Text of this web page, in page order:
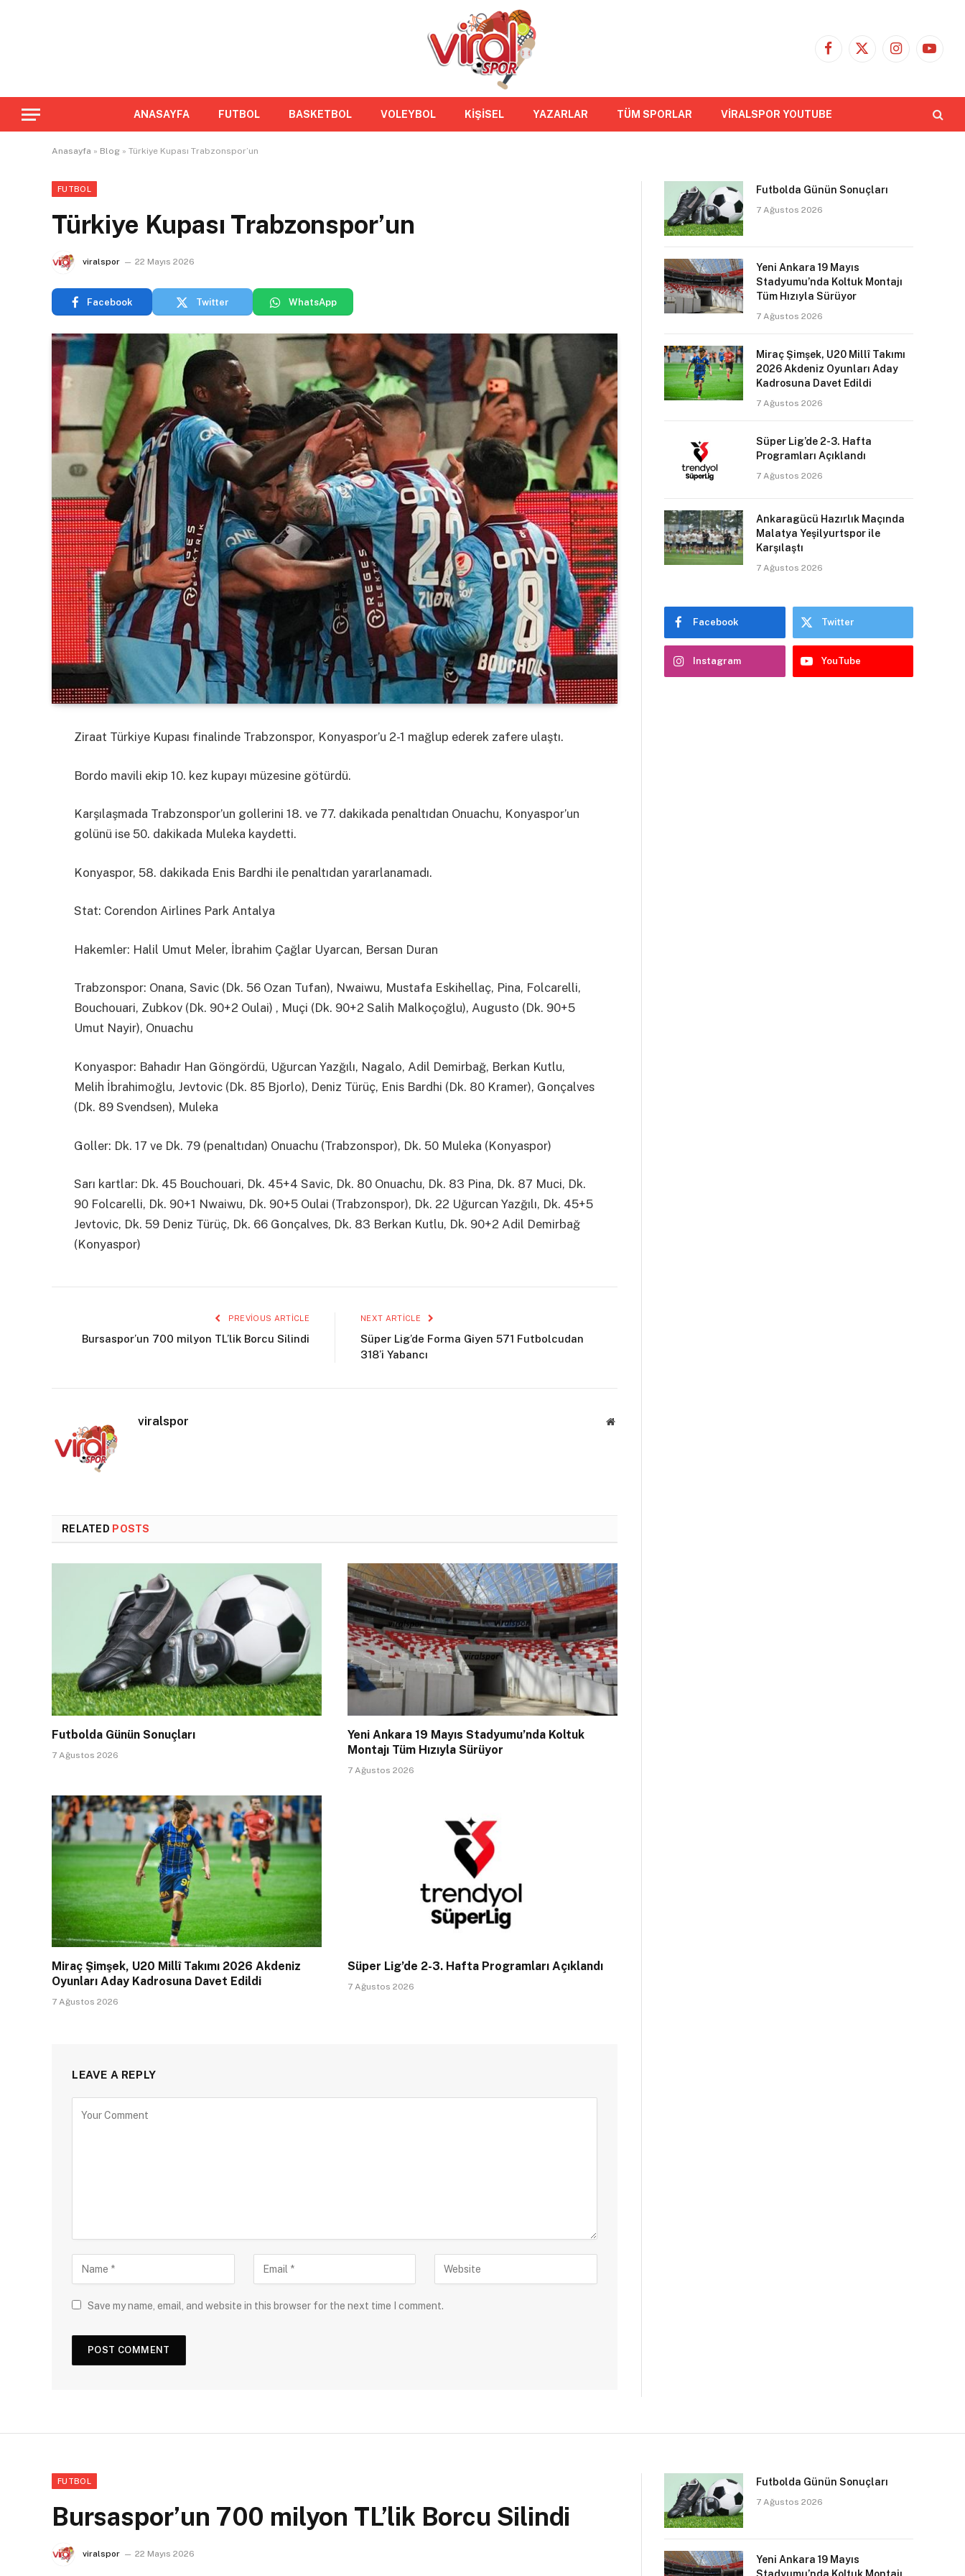
Facebook
X
Instagram
ANASAYFA FUTBOL BASKETBOL VOLEYBOL KİŞİSEL YAZARLAR TÜM SPORLAR VİRALSPOR YOUTUBE
Anasayfa » Blog » Türkiye Kupası Trabzonspor’un
FUTBOL
Türkiye Kupası Trabzonspor’un
viralspor 22 Mayıs 2026
Facebook Twitter WhatsApp
Ziraat Türkiye Kupası finalinde Trabzonspor, Konyaspor’u 2-1 mağlup ederek zafere ulaştı.
Bordo mavili ekip 10. kez kupayı müzesine götürdü.
Karşılaşmada Trabzonspor’un gollerini 18. ve 77. dakikada penaltıdan Onuachu, Konyaspor’un
golünü ise 50. dakikada Muleka kaydetti.
Konyaspor, 58. dakikada Enis Bardhi ile penaltıdan yararlanamadı.
Stat: Corendon Airlines Park Antalya
Hakemler: Halil Umut Meler, İbrahim Çağlar Uyarcan, Bersan Duran
Trabzonspor: Onana, Savic (Dk. 56 Ozan Tufan), Nwaiwu, Mustafa Eskihellaç, Pina, Folcarelli,
Bouchouari, Zubkov (Dk. 90+2 Oulai) , Muçi (Dk. 90+2 Salih Malkoçoğlu), Augusto (Dk. 90+5
Umut Nayir), Onuachu
Konyaspor: Bahadır Han Göngördü, Uğurcan Yazğılı, Nagalo, Adil Demirbağ, Berkan Kutlu,
Melih İbrahimoğlu, Jevtovic (Dk. 85 Bjorlo), Deniz Türüç, Enis Bardhi (Dk. 80 Kramer), Gonçalves
(Dk. 89 Svendsen), Muleka
Goller: Dk. 17 ve Dk. 79 (penaltıdan) Onuachu (Trabzonspor), Dk. 50 Muleka (Konyaspor)
Sarı kartlar: Dk. 45 Bouchouari, Dk. 45+4 Savic, Dk. 80 Onuachu, Dk. 83 Pina, Dk. 87 Muci, Dk.
90 Folcarelli, Dk. 90+1 Nwaiwu, Dk. 90+5 Oulai (Trabzonspor), Dk. 22 Uğurcan Yazğılı, Dk. 45+5
Jevtovic, Dk. 59 Deniz Türüç, Dk. 66 Gonçalves, Dk. 83 Berkan Kutlu, Dk. 90+2 Adil Demirbağ
(Konyaspor)
PREVIOUS ARTICLE
Bursaspor’un 700 milyon TL’lik Borcu Silindi
NEXT ARTICLE
Süper Lig’de Forma Giyen 571 Futbolcudan
318’i Yabancı
viralspor Website
RELATED POSTS
Futbolda Günün Sonuçları
7 Ağustos 2026
Yeni Ankara 19 Mayıs Stadyumu’nda Koltuk
Montajı Tüm Hızıyla Sürüyor
7 Ağustos 2026
Miraç Şimşek, U20 Millî Takımı 2026 Akdeniz
Oyunları Aday Kadrosuna Davet Edildi
7 Ağustos 2026
Süper Lig’de 2-3. Hafta Programları Açıklandı
7 Ağustos 2026
LEAVE A REPLY
Save my name, email, and website in this browser for the next time I comment.
Futbolda Günün Sonuçları
7 Ağustos 2026
Yeni Ankara 19 Mayıs
Stadyumu’nda Koltuk Montajı
Tüm Hızıyla Sürüyor
7 Ağustos 2026
Miraç Şimşek, U20 Millî Takımı
2026 Akdeniz Oyunları Aday
Kadrosuna Davet Edildi
7 Ağustos 2026
Süper Lig’de 2-3. Hafta
Programları Açıklandı
7 Ağustos 2026
Ankaragücü Hazırlık Maçında
Malatya Yeşilyurtspor ile
Karşılaştı
7 Ağustos 2026
Facebook Twitter
Instagram YouTube
FUTBOL
Bursaspor’un 700 milyon TL’lik Borcu Silindi
viralspor 22 Mayıs 2026
Futbolda Günün Sonuçları
7 Ağustos 2026
Yeni Ankara 19 Mayıs